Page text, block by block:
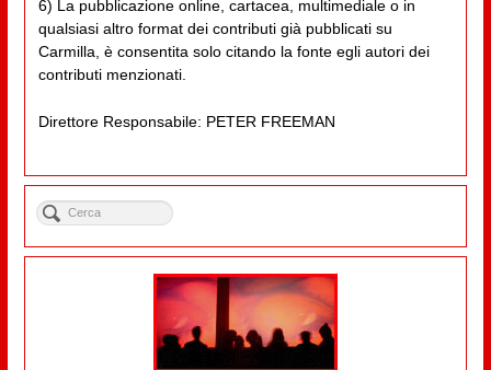
6) La pubblicazione online, cartacea, multimediale o in
qualsiasi altro format dei contributi già pubblicati su
Carmilla, è consentita solo citando la fonte egli autori dei
contributi menzionati.
Direttore Responsabile: PETER FREEMAN